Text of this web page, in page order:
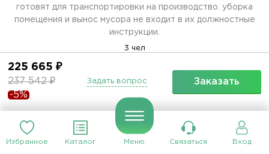
Избранное Каталог Меню Связаться Вход
готовят для транспортировки на производство. уборка
помещения и вынос мусора не входит в их должностные
инструкции.
3 чел
225 665 ₽
237 542 ₽
-5%
Заказать
Задать вопрос